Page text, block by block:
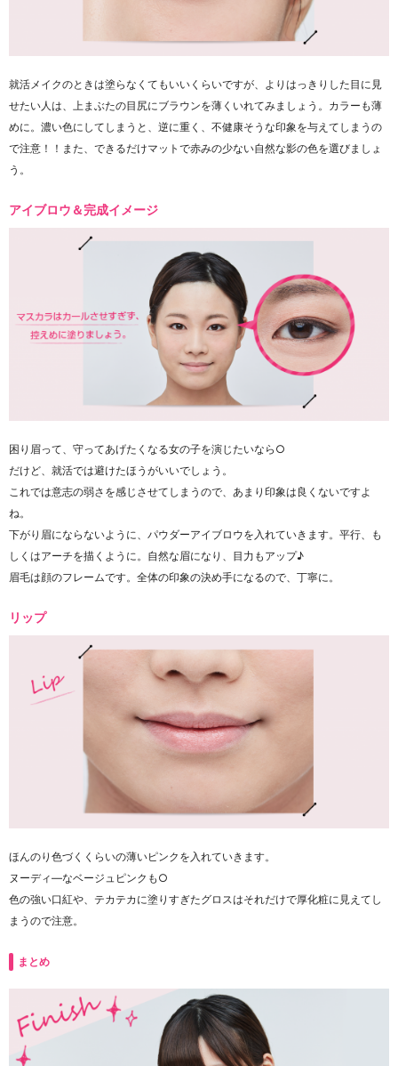
就活メイクのときは塗らなくてもいいくらいですが、よりはっきりした目に見
せたい人は、上まぶたの目尻にブラウンを薄くいれてみましょう。カラーも薄
めに。濃い色にしてしまうと、逆に重く、不健康そうな印象を与えてしまうの
で注意！！また、できるだけマットで赤みの少ない自然な影の色を選びましょ
う。
アイブロウ＆完成イメージ
困り眉って、守ってあげたくなる女の子を演じたいなら○
だけど、就活では避けたほうがいいでしょう。
これでは意志の弱さを感じさせてしまうので、あまり印象は良くないですよ
ね。
下がり眉にならないように、パウダーアイブロウを入れていきます。平行、も
しくはアーチを描くように。自然な眉になり、目力もアップ♪
眉毛は顔のフレームです。全体の印象の決め手になるので、丁寧に。
リップ
ほんのり色づくくらいの薄いピンクを入れていきます。
ヌーディ―なベージュピンクも○
色の強い口紅や、テカテカに塗りすぎたグロスはそれだけで厚化粧に見えてし
まうので注意。
まとめ